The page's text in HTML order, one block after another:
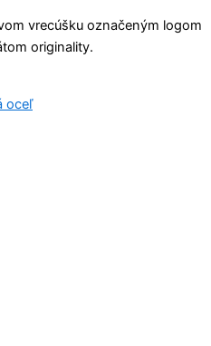
vrecúšku označeným logom
originality.
oceľ